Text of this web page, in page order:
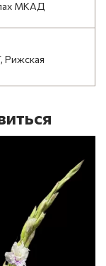
МКАД
Рижская